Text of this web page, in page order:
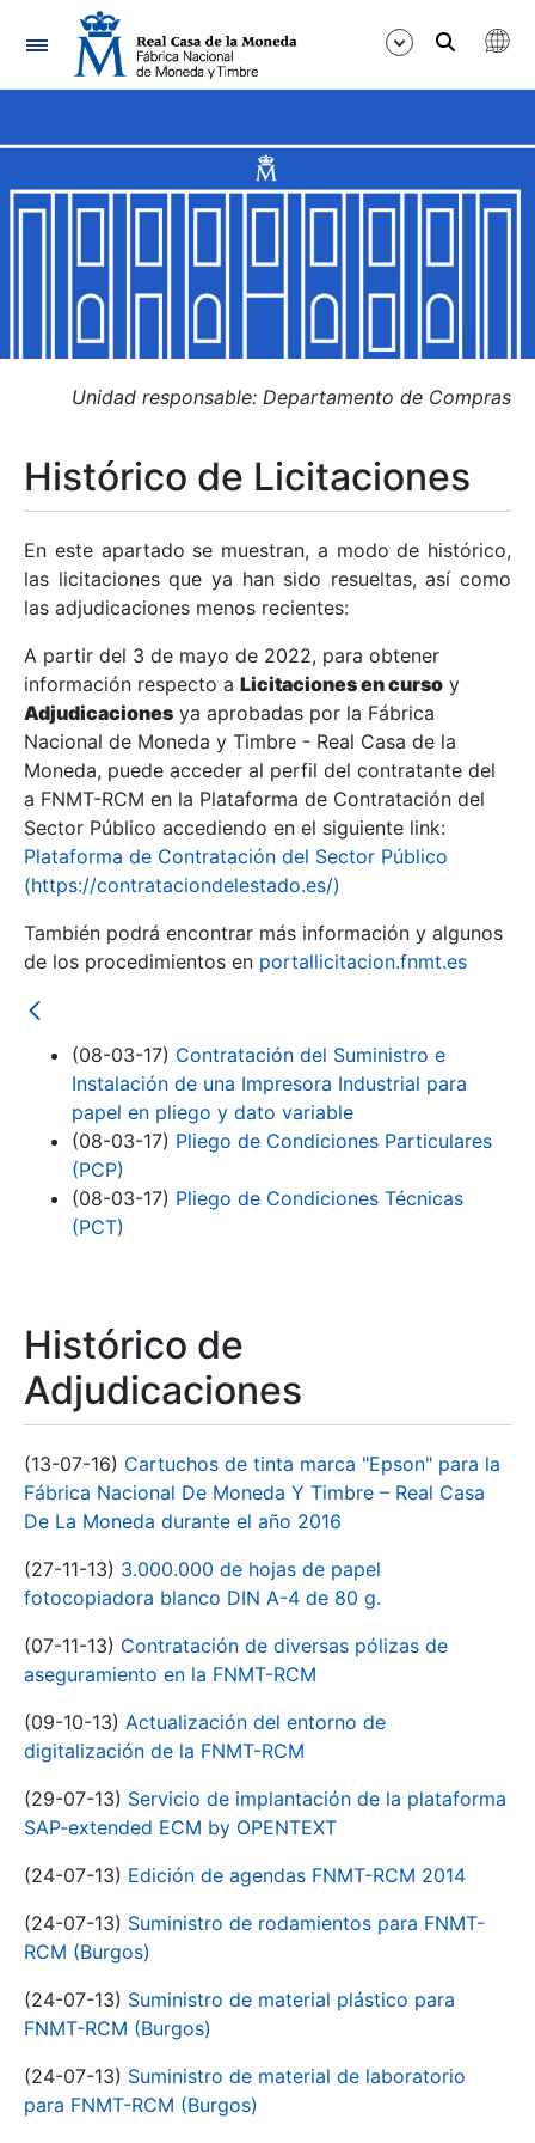
Navegación
Mostrar/Ocultar
Mostrar/Ocultar
Mostrar/Ocultar
Mostrar/Ocultar
Mostrar/Ocultar
Mostrar/Ocultar
Unidad responsable: Departamento de Compras
Histórico de Licitaciones
En este apartado se muestran, a modo de histórico,
las licitaciones que ya han sido resueltas, así como
las adjudicaciones menos recientes:
A partir del 3 de mayo de 2022, para obtener
información respecto a Licitaciones en curso y
Adjudicaciones ya aprobadas por la Fábrica
Nacional de Moneda y Timbre - Real Casa de la
Moneda, puede acceder al perfil del contratante del
a FNMT-RCM en la Plataforma de Contratación del
Sector Público accediendo en el siguiente link:
Plataforma de Contratación del Sector Público
(https://contrataciondelestado.es/)
También podrá encontrar más información y algunos
de los procedimientos en portallicitacion.fnmt.es
(08-03-17) Contratación del Suministro e
Instalación de una Impresora Industrial para
papel en pliego y dato variable
(08-03-17) Pliego de Condiciones Particulares
(PCP)
(08-03-17) Pliego de Condiciones Técnicas
(PCT)
Histórico de
Adjudicaciones
(13-07-16) Cartuchos de tinta marca "Epson" para la
Fábrica Nacional De Moneda Y Timbre – Real Casa
De La Moneda durante el año 2016
(27-11-13) 3.000.000 de hojas de papel
fotocopiadora blanco DIN A-4 de 80 g.
(07-11-13) Contratación de diversas pólizas de
aseguramiento en la FNMT-RCM
(09-10-13) Actualización del entorno de
digitalización de la FNMT-RCM
(29-07-13) Servicio de implantación de la plataforma
SAP-extended ECM by OPENTEXT
(24-07-13) Edición de agendas FNMT-RCM 2014
(24-07-13) Suministro de rodamientos para FNMT-
RCM (Burgos)
(24-07-13) Suministro de material plástico para
FNMT-RCM (Burgos)
(24-07-13) Suministro de material de laboratorio
para FNMT-RCM (Burgos)